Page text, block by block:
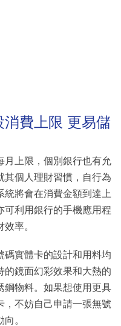
費上限 更易儲
月上限，個別銀行也有允
其個人理財習慣，自行為
統將會在消費金額到達上
可利用銀行的手機應用程
率。
碼實體卡的設計和用料均
的鏡面幻彩效果和大熱的
鋼物料。如果想使用更具
，不妨自己申請一張無號
。